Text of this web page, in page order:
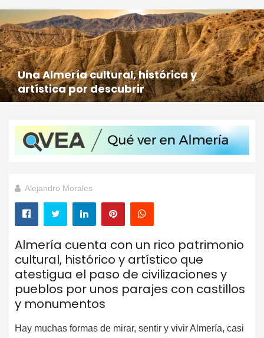
Una Almería cultural, histórica y
artística por descubrir
Alejandro Morales
Almería cuenta con un rico patrimonio
cultural, histórico y artístico que
atestigua el paso de civilizaciones y
pueblos por unos parajes con castillos
y monumentos
Hay muchas formas de mirar, sentir y vivir Almería, casi